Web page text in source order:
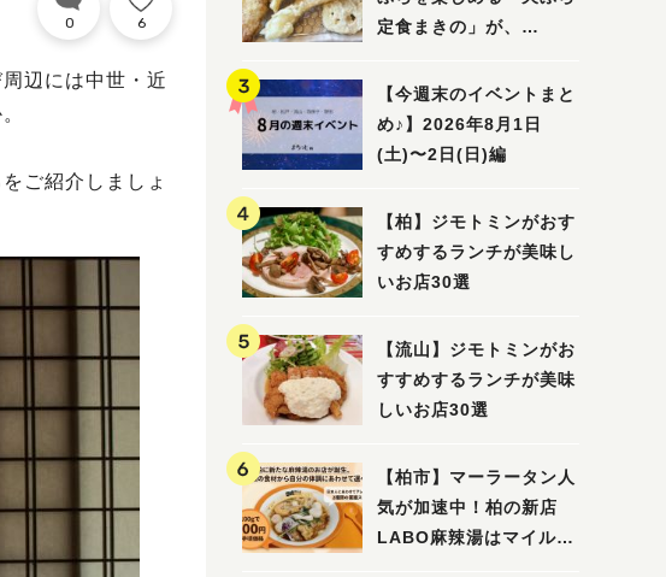
0 6
辺には中世・近
ご紹介しましょ
定食まきの」が、
【今週末のイベントまと
め♪】2026年8月1日
(土)〜2日(日)編
【柏】ジモトミンがおす
すめするランチが美味し
いお店30選
【流山】ジモトミンがお
すすめするランチが美味
しいお店30選
【柏市】マーラータン人
気が加速中！柏の新店
LABO麻辣湯はマイルド